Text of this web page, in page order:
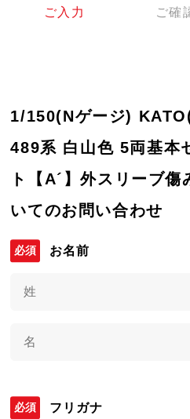
ご入力 ご確
1/150(Nゲージ)
489系 白山色 5両基本
ト【A´】外スリーブ
いてのお問い合わせ
お名前
フリガナ